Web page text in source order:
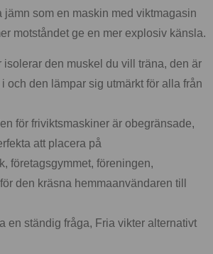
jämn som en maskin med viktmagasin
motståndet ge en mer explosiv känsla.
isolerar den muskel du vill träna, den är
och den lämpar sig utmärkt för alla från
för friviktsmaskiner är obegränsade,
att placera på
företagsgymmet, föreningen,
den kräsna hemmaanvändaren till
en ständig fråga, Fria vikter alternativt